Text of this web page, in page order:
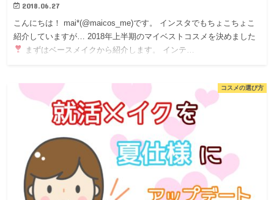
2018.06.27
こんにちは！ mai*(@maicos_me)です。 インスタでもちょこちょこ
紹介していますが… 2018年上半期のマイベストコスメを決めました
まずはベースメイクから紹介します。 インテ…
コスメの選び方